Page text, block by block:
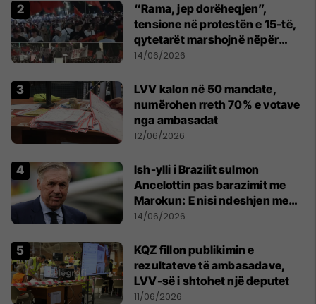
“Rama, jep dorëheqjen”,
tensione në protestën e 15-të,
qytetarët marshojnë nëpër
kryeqytet
14/06/2026
LVV kalon në 50 mandate,
numërohen rreth 70% e votave
nga ambasadat
12/06/2026
Ish-ylli i Brazilit sulmon
Ancelottin pas barazimit me
Marokun: E nisi ndeshjen me
formacionin e gabuar
14/06/2026
KQZ fillon publikimin e
rezultateve të ambasadave,
LVV-së i shtohet një deputet
11/06/2026